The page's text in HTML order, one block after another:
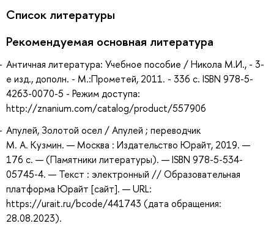
Список литературы
Рекомендуемая основная литература
Античная литература: Учебное пособие / Никола М.И., - 3-
е изд., дополн. - М.:Прометей, 2011. - 336 с. ISBN 978-5-
4263-0070-5 - Режим доступа:
http://znanium.com/catalog/product/557906
Апулей, Золотой осел / Апулей ; переводчик
М. А. Кузмин. — Москва : Издательство Юрайт, 2019. —
176 с. — (Памятники литературы). — ISBN 978-5-534-
05745-4. — Текст : электронный // Образовательная
платформа Юрайт [сайт]. — URL:
https://urait.ru/bcode/441743 (дата обращения:
28.08.2023).